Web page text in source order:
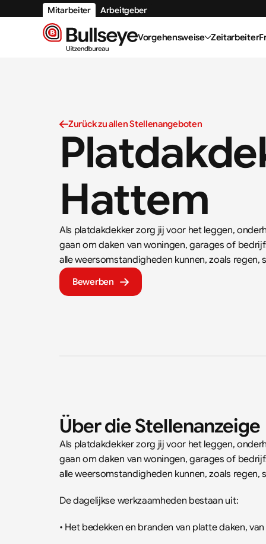
Zurück zu allen Stellenangeboten
Hattem
Als platdakdekker zorg jij voor het leggen,
gaan om daken van woningen, garages of
alle weersomstandigheden kunnen, zoals regen,
Bewerben
Über die Stellenanzeige
Als platdakdekker zorg jij voor het leggen,
gaan om daken van woningen, garages of
alle weersomstandigheden kunnen, zoals regen,
De dagelijkse werkzaamheden bestaan uit:
• Het bedekken en branden van platte daken,
Mitarbeiter Arbeitgeber
Vorgehensweise Zeitarbeiter